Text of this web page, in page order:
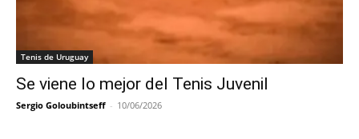
Tenis de Uruguay
Se viene lo mejor del Tenis Juvenil
Sergio Goloubintseff - 10/06/2026